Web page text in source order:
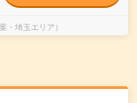
・埼玉エリア）